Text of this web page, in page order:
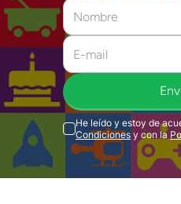
He leído y estoy de
Condiciones y con la